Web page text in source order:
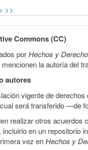
>>
Commons (CC)
porHechos y
la autoría del
autores
vigente de derechos
será transferido —de
realizar otros acuerdos
incluirlo en un repositorio
vez enHechos y